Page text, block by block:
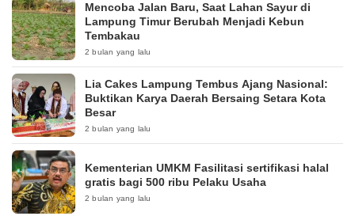
Mencoba Jalan Baru, Saat Lahan Sayur di
Lampung Timur Berubah Menjadi Kebun
Tembakau
2 bulan yang lalu
Lia Cakes Lampung Tembus Ajang Nasional:
Buktikan Karya Daerah Bersaing Setara Kota
Besar
2 bulan yang lalu
Kementerian UMKM Fasilitasi sertifikasi halal
gratis bagi 500 ribu Pelaku Usaha
2 bulan yang lalu